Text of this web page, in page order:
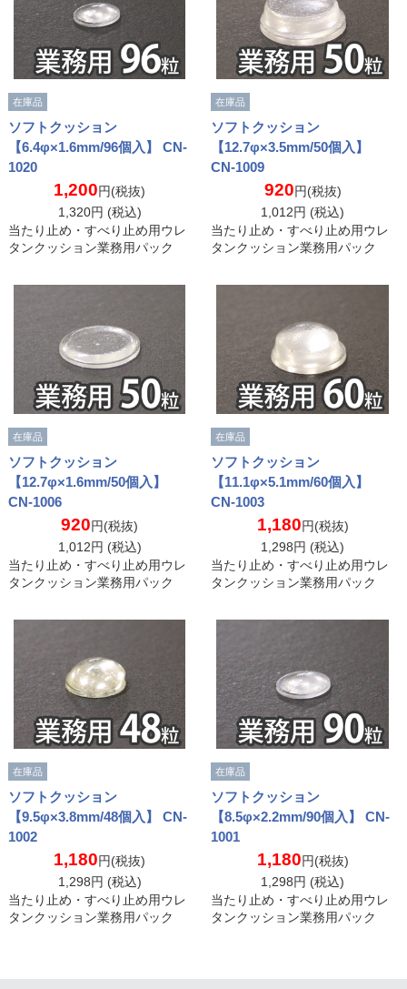
在庫品
ソフトクッション
【6.4φ×1.6mm/96個入】 CN-
1020
1,200円(税抜)
1,320円 (税込)
当たり止め・すべり止め用ウレ
タンクッション業務用パック
在庫品
ソフトクッション
【12.7φ×3.5mm/50個入】
CN-1009
920円(税抜)
1,012円 (税込)
当たり止め・すべり止め用ウレ
タンクッション業務用パック
在庫品
ソフトクッション
【12.7φ×1.6mm/50個入】
CN-1006
920円(税抜)
1,012円 (税込)
当たり止め・すべり止め用ウレ
タンクッション業務用パック
在庫品
ソフトクッション
【11.1φ×5.1mm/60個入】
CN-1003
1,180円(税抜)
1,298円 (税込)
当たり止め・すべり止め用ウレ
タンクッション業務用パック
在庫品
ソフトクッション
【9.5φ×3.8mm/48個入】 CN-
1002
1,180円(税抜)
1,298円 (税込)
当たり止め・すべり止め用ウレ
タンクッション業務用パック
在庫品
ソフトクッション
【8.5φ×2.2mm/90個入】 CN-
1001
1,180円(税抜)
1,298円 (税込)
当たり止め・すべり止め用ウレ
タンクッション業務用パック